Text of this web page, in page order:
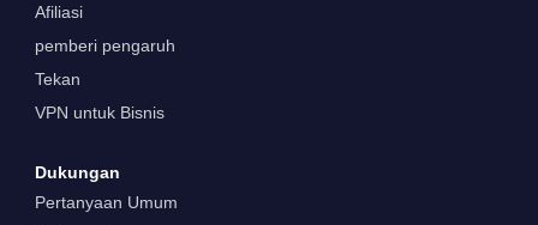
Afiliasi
pemberi pengaruh
Tekan
VPN untuk Bisnis
Dukungan
Pertanyaan Umum